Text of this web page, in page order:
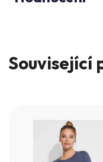
Související